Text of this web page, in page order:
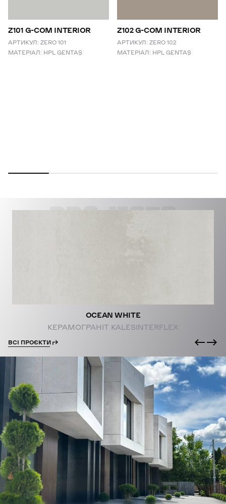
Z101 G-COM INTERIOR
АРТИКУЛ: ZERO 101
МАТЕРІАЛ: HPL GENTAŞ
Z102 G-COM INTERIOR
АРТИКУЛ: ZERO 102
МАТЕРІАЛ: HPL GENTAŞ
PROJECTS
OCEAN WHITE
КЕРАМОГРАНІТ KALESINTERFLEX
ВСІ ПРОЄКТИ